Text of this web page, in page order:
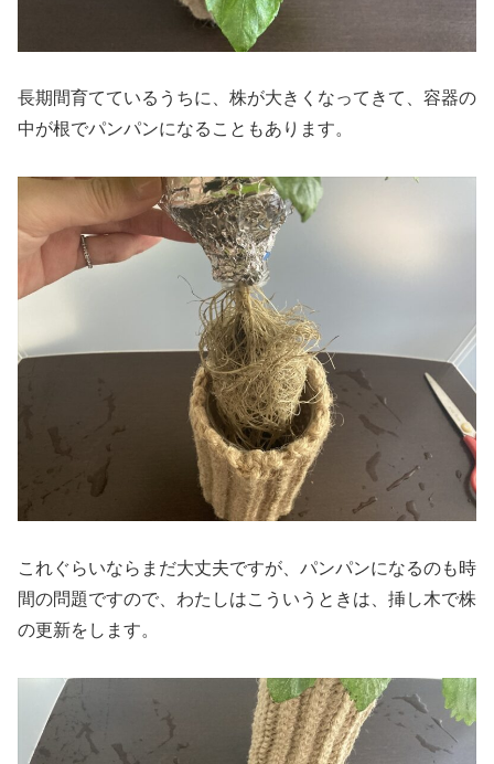
長期間育てているうちに、株が大きくなってきて、容器の
中が根でパンパンになることもあります。
これぐらいならまだ大丈夫ですが、パンパンになるのも時
間の問題ですので、わたしはこういうときは、挿し木で株
の更新をします。